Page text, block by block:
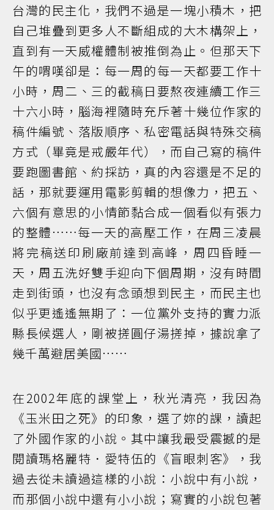
台灣的民主化，我們不過是一塊小積木，把
自己堆疊到更多人不斷組成的大木構架上，
直到有一天威權體制被推倒為止。但那天下
午的喟嘆卻是：每一周的每一天都要工作十
小時，周二、三的截稿日要熬夜連續工作三
十六小時，腦海裡隨時充斥著十幾位作家的
稿件編號、落版順序、私密電話與特殊交稿
方式（畢竟是戒嚴年代），而自己寫的稿件
要跑圖書館、約採訪，真的內容還是不足的
話，那就要運用電影剪輯的想像力，把五、
六個有意思的小情節黏合成一個看似有張力
的整體……每一天的高壓工作，在周三凌晨
將完稿送印刷廠前達到高峰，周四昏睡一
天，周五洗好雙手迎向下個周期，沒有時間
走到街頭，也沒有念頭想到民主，而民主也
似乎更遙遙無期了：一位黨外支持的實力派
縣長候選人，剛被搓圓仔湯搓掉，據說拿了
幾千萬避居美國……
在2002年底的課堂上，秋光清亮，我因為
《玉米田之死》的印象，選了妳的課，讀起
了外國作家的小說。其中讓我最受震撼的是
閱讀瑪格麗特．愛特伍的《盲眼刺客》，我
過去從未讀過這樣的小說：小說中有小說，
而那個小說中還有小小說；寫實的小說包著